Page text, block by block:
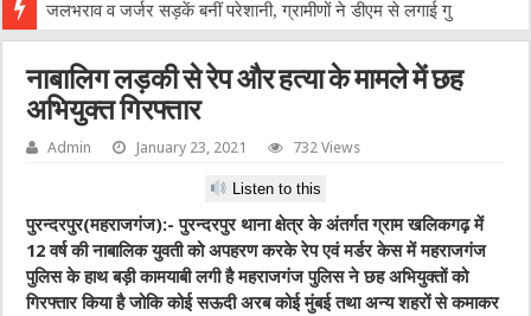
एक
नाबालिग लड़की से रेप और हत्या के मामले में छह
अभियुक्त गिरफ्तार
Admin January 23, 2021 732 Views
Listen to this
पुरन्दरपुर(महराजगंज):- पुरन्दरपुर थाना क्षेत्र के अंतर्गत ग्राम खलिकगढ़ में
12 वर्ष की नाबालिक युवती को अपहरण करके रेप एवं मर्डर केस में महराजगंज
पुलिस के हाथ बड़ी कामयाबी लगी है महराजगंज पुलिस ने छह अभियुक्तों को
गिरफ्तार किया है जोकि कोई सऊदी अरब कोई मुंबई तथा अन्य शहरों से कमाकर